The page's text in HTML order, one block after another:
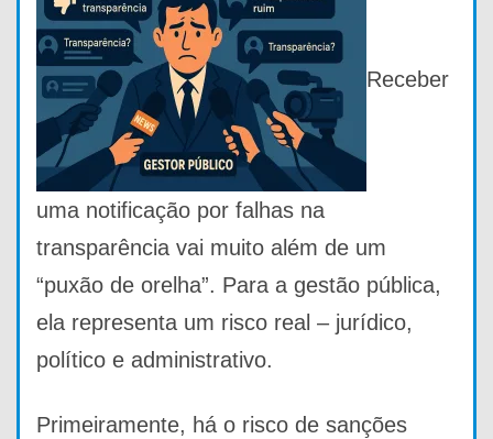
Receber
uma notificação por falhas na
transparência vai muito além de um
“puxão de orelha”. Para a gestão pública,
ela representa um risco real – jurídico,
político e administrativo.
Primeiramente, há o risco de sanções